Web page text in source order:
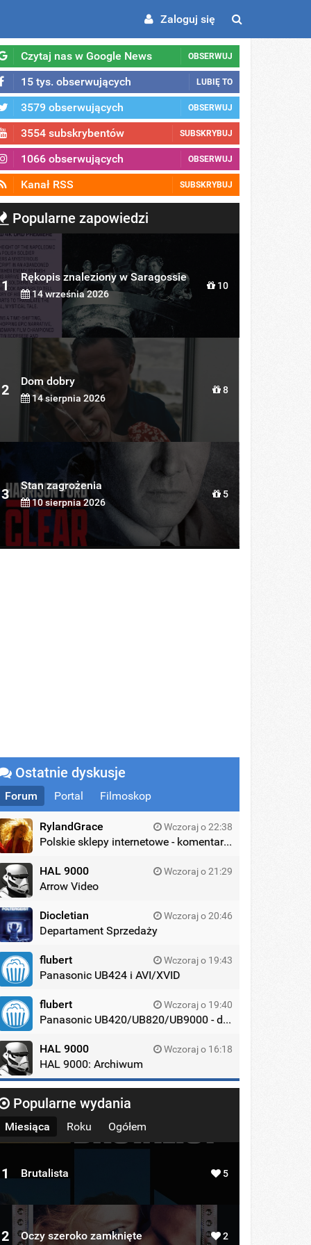
Zaloguj się
Czytaj nas w Google News OBSERWUJ
15 tys. obserwujących LUBIĘ TO
3579 obserwujących OBSERWUJ
3554 subskrybentów SUBSKRYBUJ
1066 obserwujących OBSERWUJ
Kanał RSS SUBSKRYBUJ
Popularne zapowiedzi
1
Rękopis znaleziony w Saragossie
14 września 2026
10
2
Dom dobry
14 sierpnia 2026
8
3
Stan zagrożenia
10 sierpnia 2026
5
Ostatnie dyskusje
Forum Portal Filmoskop
RylandGrace Wczoraj o 22:38
Polskie sklepy internetowe - komentarze
HAL 9000 Wczoraj o 21:29
Arrow Video
Diocletian Wczoraj o 20:46
Departament Sprzedaży
flubert Wczoraj o 19:43
Panasonic UB424 i AVI/XVID
flubert Wczoraj o 19:40
Panasonic UB420/UB820/UB9000 - dyskusja
HAL 9000 Wczoraj o 16:18
HAL 9000: Archiwum
Popularne wydania
Miesiąca Roku Ogółem
1 Brutalista 5
2 Oczy szeroko zamknięte 2